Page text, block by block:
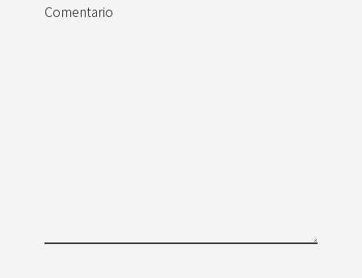
Comentario